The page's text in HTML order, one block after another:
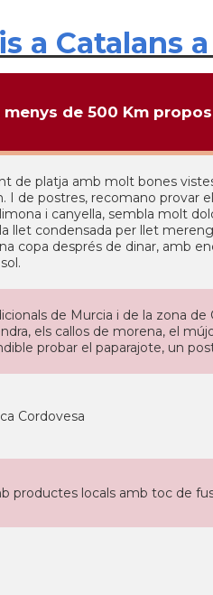
a Catalans
menys de 500 Km
de platja amb molt bones
I de postres, recomano provar
i canyella, sembla molt
llet condensada per llet
copa després de dinar, amb
de Murcia i de la zona
els callos de morena, el
probar el paparajote, un
Cordovesa
productes locals amb toc de